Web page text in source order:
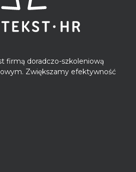
firmą doradczo-szkoleniową
Zwiększamy efektywność